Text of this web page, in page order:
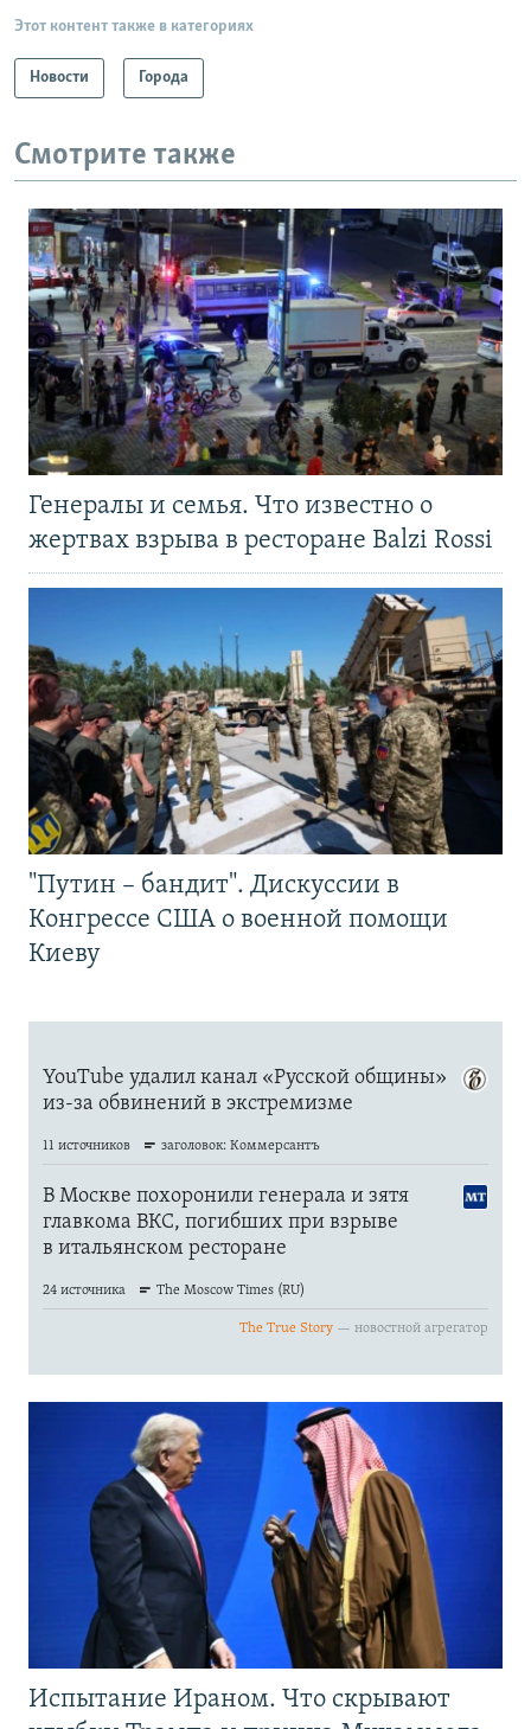
Этот контент также в категориях
Новости Города
Смотрите также
Генералы и семья. Что известно о
жертвах взрыва в ресторане Balzi Rossi
"Путин – бандит". Дискуссии в
Конгрессе США о военной помощи
Киеву
Испытание Ираном. Что скрывают